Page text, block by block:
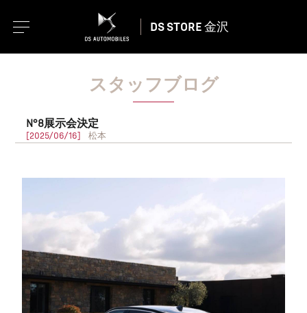
DS STORE 金沢
スタッフブログ
N°8展示会決定
[2025/06/16] 松本